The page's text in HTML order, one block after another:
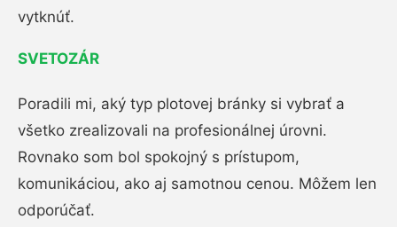
vytknúť.
SVETOZÁR
Poradili mi, aký typ plotovej bránky si vybrať a
všetko zrealizovali na profesionálnej úrovni.
Rovnako som bol spokojný s prístupom,
komunikáciou, ako aj samotnou cenou. Môžem len
odporúčať.